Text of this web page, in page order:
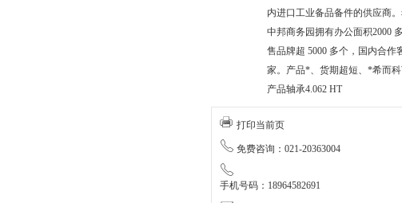
内进口工业备品备件的供应商
中邦商务园拥有办公面积2000
售品牌超 5000 多个，国内合作
家。产品*、货期超短、*希而
产品轴承4.062 HT
打印当前页
免费咨询：021-20363004
手机号码：18964582691